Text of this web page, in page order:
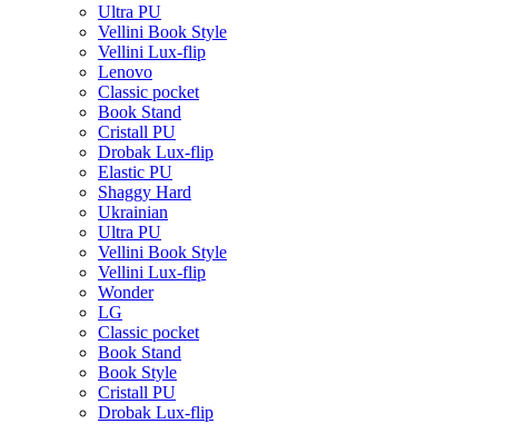
Ultra PU
Vellini Book Style
Vellini Lux-flip
Lenovo
Classic pocket
Book Stand
Cristall PU
Drobak Lux-flip
Elastic PU
Shaggy Hard
Ukrainian
Ultra PU
Vellini Book Style
Vellini Lux-flip
Wonder
LG
Classic pocket
Book Stand
Book Style
Cristall PU
Drobak Lux-flip